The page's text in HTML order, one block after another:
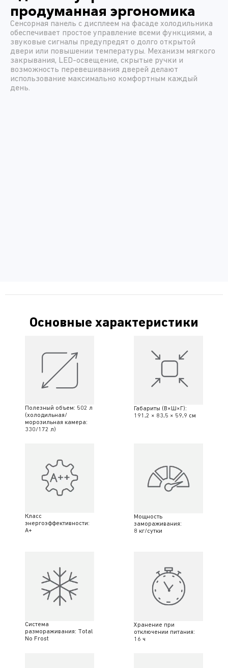
продуманная эргономика
Сенсорная панель с дисплеем на фасаде холодильника
обеспечивает простое управление всеми функциями, а
звуковые сигналы предупредят о долго открытой
двери или повышении температуры. Механизм мягкого
закрывания, LED-освещение, скрытые ручки и
возможность перевешивания дверей делают
использование максимально комфортным каждый
день.
Основные характеристики
Полезный объем: 502 л
(холодильная/
морозильная камера:
330/172 л)
Габариты (В×Ш×Г):
191,2 × 83,5 × 59,9 см
Класс
энергоэффективности:
A+
Мощность
замораживания:
8 кг/сутки
Система
размораживания: Total
No Frost
Хранение при
отключении питания:
16 ч